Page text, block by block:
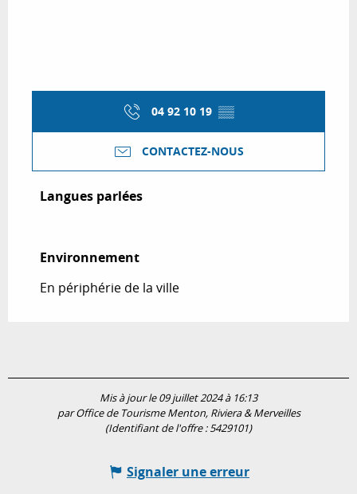
04 92 10 19 ▒▒
CONTACTEZ-NOUS
Langues parlées
Langues parlées
Environnement
Environnement
En périphérie de la ville
Mis à jour le 09 juillet 2024 à 16:13
par Office de Tourisme Menton, Riviera & Merveilles
(Identifiant de l'offre :5429101)
Signaler une erreur